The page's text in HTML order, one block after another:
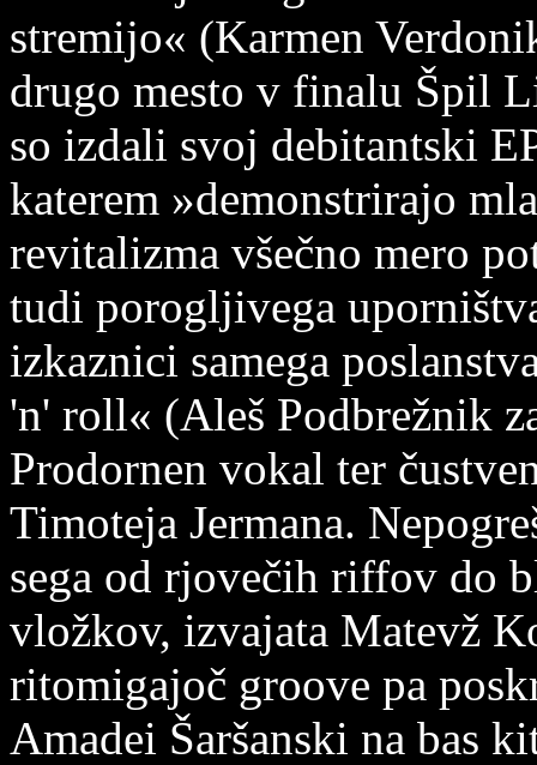
stremijo« (Karmen
drugo mesto v finalu Špil
so izdali svoj debitantski
katerem »demonstrirajo
revitalizma všečno mero
tudi porogljivega
izkaznici samega
'n' roll« (Aleš Podbrežnik
Prodornen vokal ter
Timoteja Jermana.
sega od rjovečih riffov do
vložkov, izvajata Matevž
ritomigajoč groove pa
Amadei Šaršanski na bas